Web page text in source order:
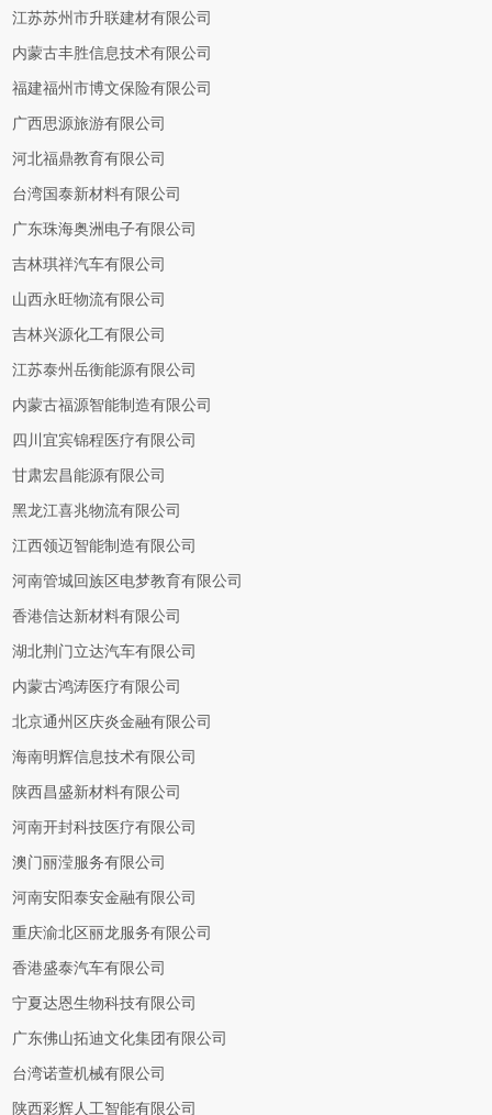
江苏苏州市升联建材有限公司
内蒙古丰胜信息技术有限公司
福建福州市博文保险有限公司
广西思源旅游有限公司
河北福鼎教育有限公司
台湾国泰新材料有限公司
广东珠海奥洲电子有限公司
吉林琪祥汽车有限公司
山西永旺物流有限公司
吉林兴源化工有限公司
江苏泰州岳衡能源有限公司
内蒙古福源智能制造有限公司
四川宜宾锦程医疗有限公司
甘肃宏昌能源有限公司
黑龙江喜兆物流有限公司
江西领迈智能制造有限公司
河南管城回族区电梦教育有限公司
香港信达新材料有限公司
湖北荆门立达汽车有限公司
内蒙古鸿涛医疗有限公司
北京通州区庆炎金融有限公司
海南明辉信息技术有限公司
陕西昌盛新材料有限公司
河南开封科技医疗有限公司
澳门丽滢服务有限公司
河南安阳泰安金融有限公司
重庆渝北区丽龙服务有限公司
香港盛泰汽车有限公司
宁夏达恩生物科技有限公司
广东佛山拓迪文化集团有限公司
台湾诺萱机械有限公司
陕西彩辉人工智能有限公司